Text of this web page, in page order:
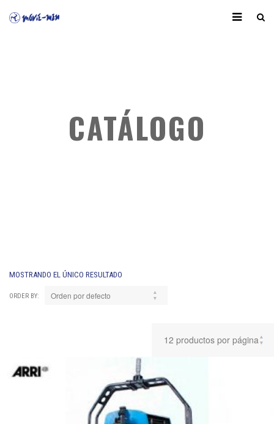
CATÁLOGO
MOSTRANDO EL ÚNICO RESULTADO
ORDER BY: